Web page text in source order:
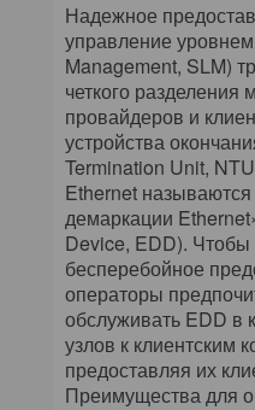
Надежное
управление
Management, SLM)
четкого разделения
провайдеров и
устройства
Termination Unit,
Ethernet
демаркации
Device, EDD). Чтобы
бесперебойное
операторы
обслуживать EDD в
узлов к клиентским
предоставляя их
Преимущества для